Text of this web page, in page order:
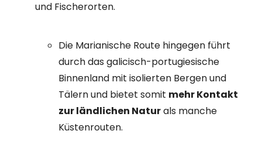
und Fischerorten.
Die Marianische Route hingegen führt
durch das galicisch-portugiesische
Binnenland mit isolierten Bergen und
Tälern und bietet somit mehr Kontakt
zur ländlichen Naturals manche
Küstenrouten.